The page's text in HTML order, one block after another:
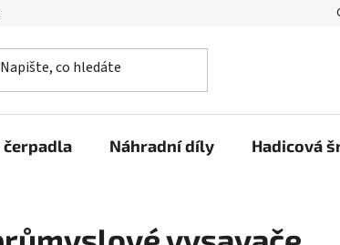
čerpadla Náhradní díly Hadicová